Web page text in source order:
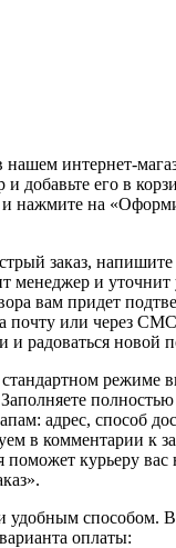
нашем интернет-
добавьте его в
нажмите на
заказ,
менеджер и уточнит
вам придет
почту или через
и радоваться новой
режиме
адрес, способ
в комментарии к
поможет курьеру
удобным способом.
оплаты: